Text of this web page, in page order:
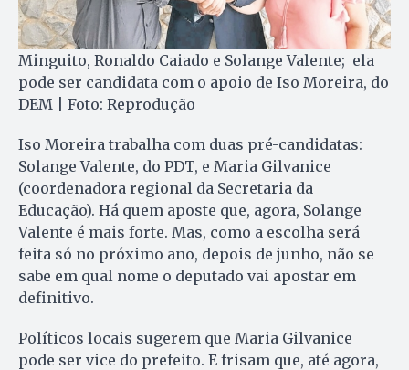
Minguito, Ronaldo Caiado e Solange Valente; ela
pode ser candidata com o apoio de Iso Moreira, do
DEM | Foto: Reprodução
Iso Moreira trabalha com duas pré-candidatas:
Solange Valente, do PDT, e Maria Gilvanice
(coordenadora regional da Secretaria da
Educação). Há quem aposte que, agora, Solange
Valente é mais forte. Mas, como a escolha será
feita só no próximo ano, depois de junho, não se
sabe em qual nome o deputado vai apostar em
definitivo.
Políticos locais sugerem que Maria Gilvanice
pode ser vice do prefeito. E frisam que, até agora,